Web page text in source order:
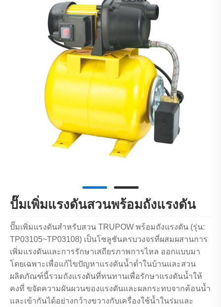
ปั๊มเพิ่มแรงดันสวนพร้อมถังแรงดัน
ปั๊มเพิ่มแรงดันสำหรับสวน TRUPOW พร้อมถังแรงดัน (รุ่น:
TP03105~TP03108) เป็นโซลูชันครบวงจรที่ผสมผสานการ
เพิ่มแรงดันและการรักษาเสถียรภาพการไหล ออกแบบมา
โดยเฉพาะเพื่อแก้ไขปัญหาแรงดันน้ำต่ำในบ้านและสวน
ผลิตภัณฑ์นี้รวมถังแรงดันที่ทนทานเพื่อรักษาแรงดันน้ำให้
คงที่ ขจัดความผันผวนของแรงดันและผลกระทบจากค้อนน้ำ
และเข้ากันได้อย่างกว้างขวางกับเครื่องใช้น้ำในร่มและ